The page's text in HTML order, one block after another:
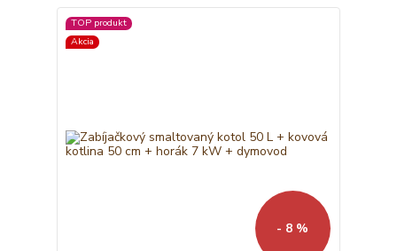
TOP produkt
Akcia
- 8 %